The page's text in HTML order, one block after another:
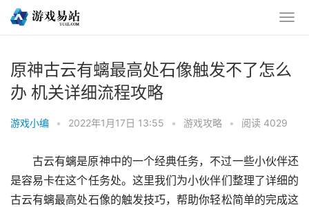
原神古云有螭最高处石像触发不了怎么
办 机关详细流程攻略
游戏小编 • 2022年1月17日 13:55 • 游戏攻略 • 阅读 4029
古云有螭是原神中的一个经典任务，不过一些小伙伴还
是容易卡在这个任务处。这里我们为小伙伴们整理了详细的
古云有螭最高处石像的触发技巧，帮助你轻松简单的完成这